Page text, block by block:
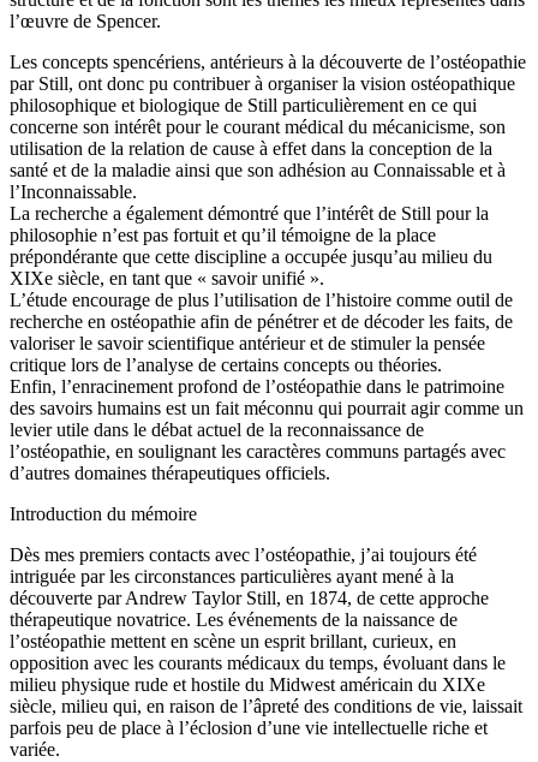
l’œuvre de Spencer.
Les concepts spencériens, antérieurs à la découverte de l’ostéopathie
par Still, ont donc pu contribuer à organiser la vision ostéopathique
philosophique et biologique de Still particulièrement en ce qui
concerne son intérêt pour le courant médical du mécanicisme, son
utilisation de la relation de cause à effet dans la conception de la
santé et de la maladie ainsi que son adhésion au Connaissable et à
l’Inconnaissable.
La recherche a également démontré que l’intérêt de Still pour la
philosophie n’est pas fortuit et qu’il témoigne de la place
prépondérante que cette discipline a occupée jusqu’au milieu du
XIXe siècle, en tant que « savoir unifié ».
L’étude encourage de plus l’utilisation de l’histoire comme outil de
recherche en ostéopathie afin de pénétrer et de décoder les faits, de
valoriser le savoir scientifique antérieur et de stimuler la pensée
critique lors de l’analyse de certains concepts ou théories.
Enfin, l’enracinement profond de l’ostéopathie dans le patrimoine
des savoirs humains est un fait méconnu qui pourrait agir comme un
levier utile dans le débat actuel de la reconnaissance de
l’ostéopathie, en soulignant les caractères communs partagés avec
d’autres domaines thérapeutiques officiels.
Introduction du mémoire
Dès mes premiers contacts avec l’ostéopathie, j’ai toujours été
intriguée par les circonstances particulières ayant mené à la
découverte par Andrew Taylor Still, en 1874, de cette approche
thérapeutique novatrice. Les événements de la naissance de
l’ostéopathie mettent en scène un esprit brillant, curieux, en
opposition avec les courants médicaux du temps, évoluant dans le
milieu physique rude et hostile du Midwest américain du XIXe
siècle, milieu qui, en raison de l’âpreté des conditions de vie, laissait
parfois peu de place à l’éclosion d’une vie intellectuelle riche et
variée.